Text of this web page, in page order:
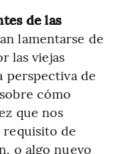
de las
lamentarse de
las viejas
perspectiva de
cómo
que nos
requisito de
o algo nuevo